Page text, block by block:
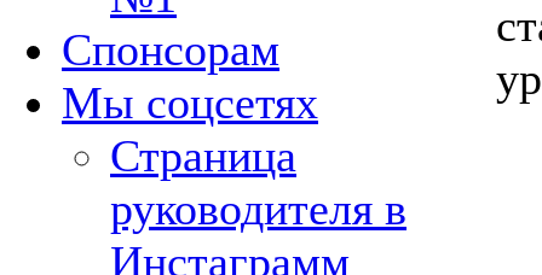
Спонсорам
Мы соцсетях
Страница
руководителя в
Инстаграмм